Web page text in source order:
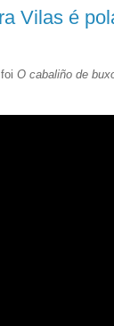
Vilas é
O cabaliño de